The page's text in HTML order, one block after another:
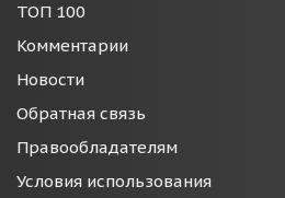
ТОП 100
Комментарии
Новости
Обратная связь
Правообладателям
Условия использования